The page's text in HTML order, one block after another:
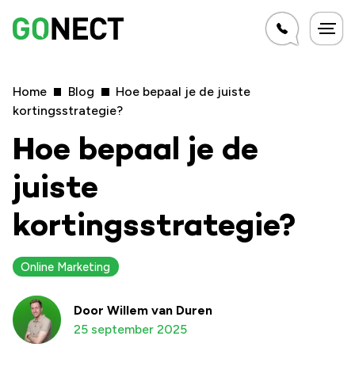
Home Blog
Hoe bepaal je de juiste
kortingsstrategie?
Hoe bepaal je de
juiste
kortingsstrategie?
Online Marketing
Door Willem van Duren
25 september 2025